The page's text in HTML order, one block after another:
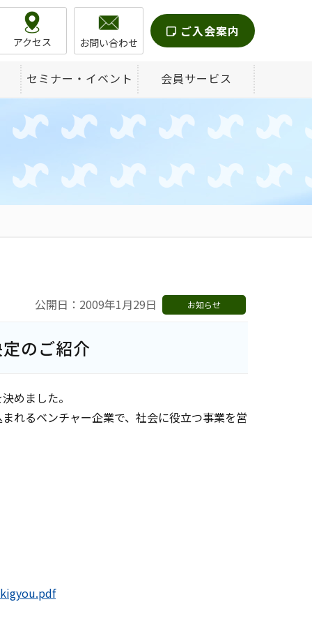
アクセス お問い合わせ
ご入会案内
セミナー・イベント 会員サービス
公開日：2009年1月29日 お知らせ
のご紹介
めました。
れるベンチャー企業で、社会に役立つ事業を営